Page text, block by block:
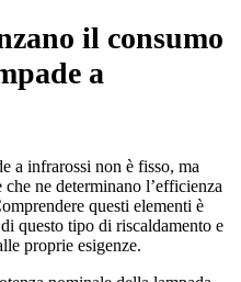
il consumo
a
a infrarossi non è fisso, ma
ne determinano l’efficienza
questi elementi è
questo tipo di riscaldamento e
proprie esigenze.